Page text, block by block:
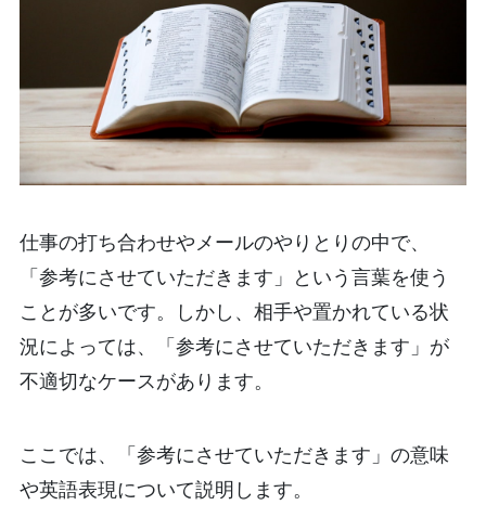
仕事の打ち合わせやメールのやりとりの中で、
「参考にさせていただきます」という言葉を使う
ことが多いです。しかし、相手や置かれている状
況によっては、「参考にさせていただきます」が
不適切なケースがあります。
ここでは、「参考にさせていただきます」の意味
や英語表現について説明します。